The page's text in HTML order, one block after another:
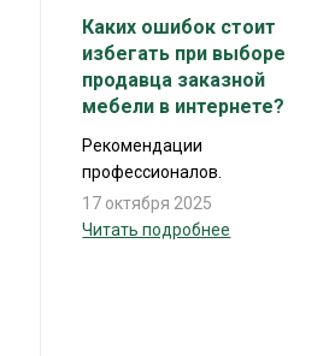
Каких ошибок стоит
избегать при выборе
продавца заказной
мебели в интернете?
Рекомендации
профессионалов.
17 октября 2025
Читать подробнее